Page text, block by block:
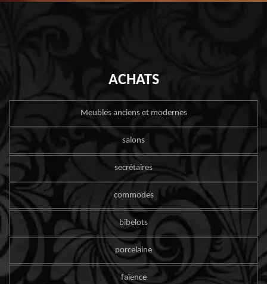
ACHATS
Meubles anciens et modernes
salons
secrétaires
commodes
bibelots
porcelaine
faïence